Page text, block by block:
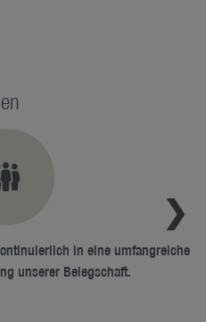
in eine umfangreiche
unserer Belegschaft.